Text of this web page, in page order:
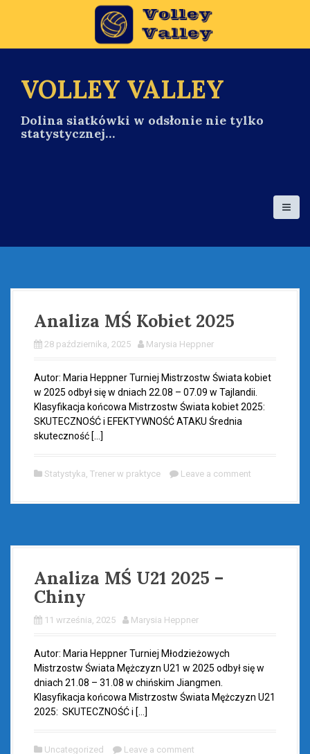
p
VOLLEY VALLEY
Dolina siatkówki w odsłonie nie tylko
statystycznej…
Analiza MŚ Kobiet 2025
28 października, 2025 Marysia Heppner
Autor: Maria Heppner Turniej Mistrzostw Świata kobiet
w 2025 odbył się w dniach 22.08 – 07.09 w Tajlandii.
Klasyfikacja końcowa Mistrzostw Świata kobiet 2025:
SKUTECZNOŚĆ i EFEKTYWNOŚĆ ATAKU Średnia
skuteczność […]
Statystyka, Trener w praktyce Leave a comment
Analiza MŚ U21 2025 –
Chiny
11 września, 2025 Marysia Heppner
Autor: Maria Heppner Turniej Młodzieżowych
Mistrzostw Świata Mężczyzn U21 w 2025 odbył się w
dniach 21.08 – 31.08 w chińskim Jiangmen.
Klasyfikacja końcowa Mistrzostw Świata Mężczyzn U21
2025: SKUTECZNOŚĆ i […]
Uncategorized Leave a comment